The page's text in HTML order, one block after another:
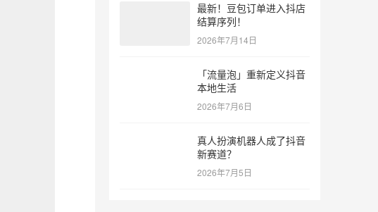
最新！豆包订单进入抖店
结算序列！
2026年7月14日
「流量泡」重新定义抖音
本地生活
2026年7月6日
真人扮演机器人成了抖音
新赛道？
2026年7月5日